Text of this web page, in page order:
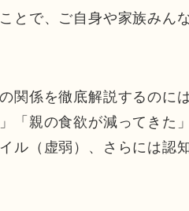
とで、ご自身や家族みん
関係を徹底解説するのに
「親の食欲が減ってき
ル（虚弱）、さらには認